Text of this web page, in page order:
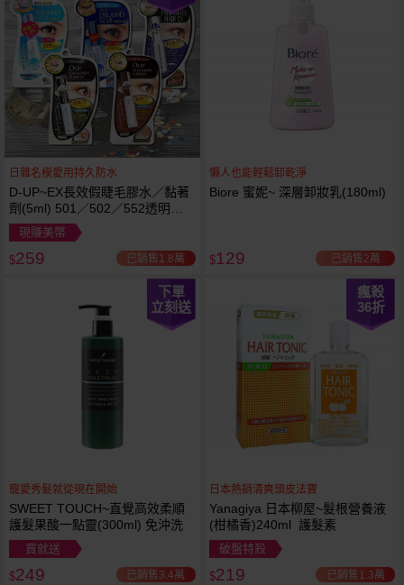
日雜名模愛用持久防水
D-UP~EX長效假睫毛膠水／黏著
劑(5ml) 501／502／552透明／
553黑色／554咖啡色 款式可選
現賺美幣
$259 已銷售1.8萬
懶人也能輕鬆卸乾淨
Biore 蜜妮~ 深層卸妝乳(180ml)
$129 已銷售2萬
下單
立刻送
寵愛秀髮就從現在開始
SWEET TOUCH~直覺高效柔順
護髮果酸一點靈(300ml) 免沖洗
買就送
$249 已銷售3.4萬
瘋殺
36折
日本熱銷清爽頭皮法寶
Yanagiya 日本柳屋~髮根營養液
(柑橘香)240ml 護髮素
破盤特殺
$219 已銷售1.3萬